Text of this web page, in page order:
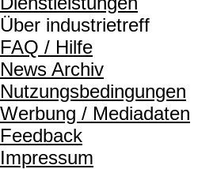
Über industrietreff
FAQ / Hilfe
News Archiv
Nutzungsbedingungen
Werbung / Mediadaten
Feedback
Impressum